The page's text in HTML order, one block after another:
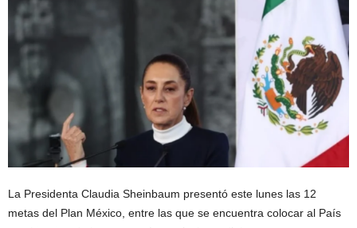
La Presidenta Claudia Sheinbaum presentó este lunes las 12
metas del Plan México, entre las que se encuentra colocar al País